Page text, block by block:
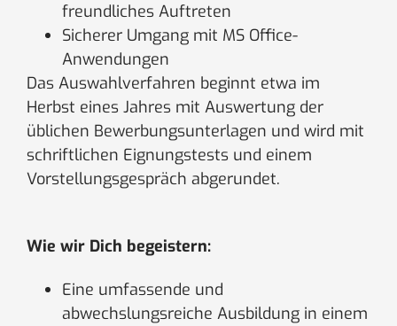
freundliches Auftreten
Sicherer Umgang mit MS Office-
Anwendungen
Das Auswahlverfahren beginnt etwa im
Herbst eines Jahres mit Auswertung der
üblichen Bewerbungsunterlagen und wird mit
schriftlichen Eignungstests und einem
Vorstellungsgespräch abgerundet.
Wie wir Dich begeistern:
Eine umfassende und
abwechslungsreiche Ausbildung in einem